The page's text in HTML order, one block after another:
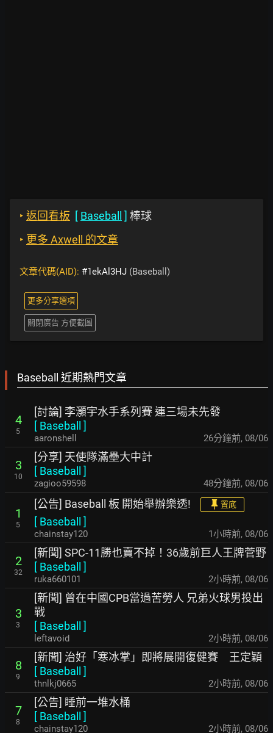
‣ 返回看板 [ Baseball ] 棒球
‣ 更多 Axwell 的文章
文章代碼(AID): #1ekAl3HJ (Baseball)
更多分享選項
關閉廣告 方便截圖
Baseball 近期熱門文章
4
5
[討論] 李灝宇水手系列賽 連三場未先發
[ Baseball ]
aaronshell 26分鐘前, 08/06
3
10
[分享] 天使隊滿壘大中計
[ Baseball ]
zagioo59598 49分鐘前, 08/06
1
5
[公告] Baseball 板 開始舉辦樂透! 置底
[ Baseball ]
chainstay120 1小時前, 08/06
2
32
[新聞] SPC-11勝也賣不掉！36歲前巨人王牌菅野
[ Baseball ]
ruka660101 2小時前, 08/06
3
3
[新聞] 曾在中國CPB當過苦勞人 兄弟火球男投出
戰
[ Baseball ]
leftavoid 2小時前, 08/06
8
9
[新聞] 治好「寒冰掌」即將展開復健賽 王定穎
[ Baseball ]
thnlkj0665 2小時前, 08/06
7
8
[公告] 睡前一堆水桶
[ Baseball ]
chainstay120 2小時前, 08/06